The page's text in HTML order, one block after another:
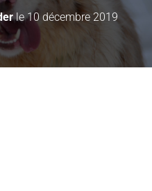
le10 décembre 2019